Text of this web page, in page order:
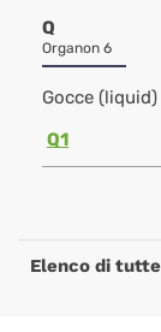
Q
Organon 6
Gocce (liquid)
Q1
Elenco di